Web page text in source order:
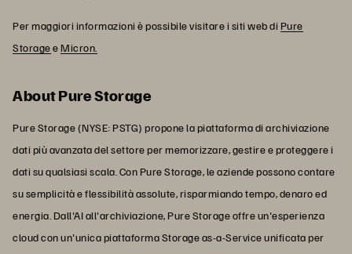
Per maggiori informazioni è possibile visitare i siti web di Pure
StorageeMicron.
About Pure Storage
Pure Storage (NYSE: PSTG) propone la piattaforma di archiviazione
dati più avanzata del settore per memorizzare, gestire e proteggere i
dati su qualsiasi scala. Con Pure Storage, le aziende possono contare
su semplicità e flessibilità assolute, risparmiando tempo, denaro ed
energia. Dall'AI all'archiviazione, Pure Storage offre un'esperienza
cloud con un'unica piattaforma Storage as-a-Service unificata per